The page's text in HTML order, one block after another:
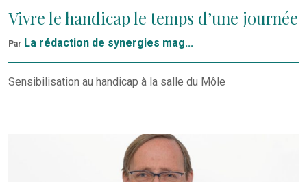
Vivre le handicap le temps d’une journée
Par La rédaction de synergies mag...
Sensibilisation au handicap à la salle du Môle